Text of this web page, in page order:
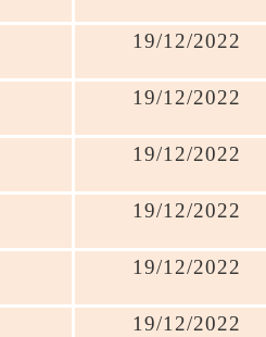
19/12/2022
19/12/2022
19/12/2022
19/12/2022
19/12/2022
19/12/2022